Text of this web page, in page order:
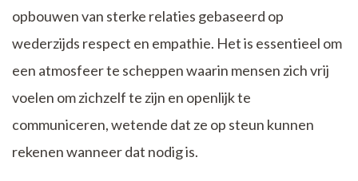
opbouwen van sterke relaties gebaseerd op
wederzijds respect en empathie. Het is essentieel om
een atmosfeer te scheppen waarin mensen zich vrij
voelen om zichzelf te zijn en openlijk te
communiceren, wetende dat ze op steun kunnen
rekenen wanneer dat nodig is.